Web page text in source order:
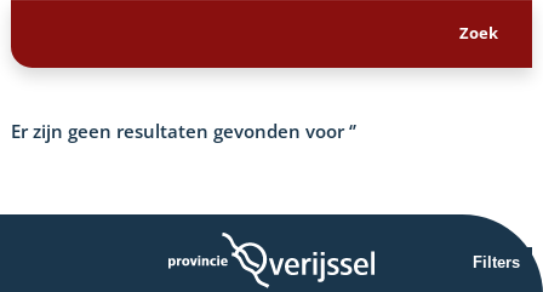
Er zijn geen resultaten gevonden voor‘’
Filters